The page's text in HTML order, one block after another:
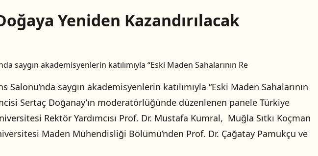
Yeniden Kazandırılacak
saygın akademisyenlerin katılımıyla “Eski Maden Sahalarının Re
saygın akademisyenlerin katılımıyla “Eski Maden Sahalarının
Sertaç Doğanay’ın moderatörlüğünde düzenlenen panele Türkiye
Rektör Yardımcısı Prof. Dr. Mustafa Kumral, Muğla Sıtkı Koçman
Maden Mühendisliği Bölümü’nden Prof. Dr. Çağatay Pamukçu ve